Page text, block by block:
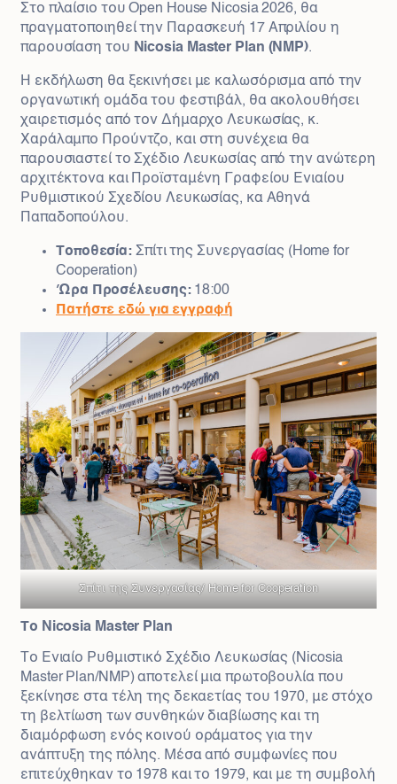
Στο πλαίσιο του Open House Nicosia 2026, θα
πραγματοποιηθεί την Παρασκευή 17 Απριλίου η
παρουσίαση του Nicosia Master Plan (NMP).
Η εκδήλωση θα ξεκινήσει με καλωσόρισμα από την
οργανωτική ομάδα του φεστιβάλ, θα ακολουθήσει
χαιρετισμός από τον Δήμαρχο Λευκωσίας, κ.
Χαράλαμπο Προύντζο, και στη συνέχεια θα
παρουσιαστεί το Σχέδιο Λευκωσίας από την ανώτερη
αρχιτέκτονα και Προϊσταμένη Γραφείου Ενιαίου
Ρυθμιστικού Σχεδίου Λευκωσίας, κα Αθηνά
Παπαδοπούλου.
Τοποθεσία: Σπίτι της Συνεργασίας (Home for
Cooperation)
Ώρα Προσέλευσης: 18:00
Πατήστε εδώ για εγγραφή
Σπίτι της Συνεργασίας/ Home for Cooperation
Το Nicosia Master Plan
Το Ενιαίο Ρυθμιστικό Σχέδιο Λευκωσίας (Nicosia
Master Plan/NMP) αποτελεί μια πρωτοβουλία που
ξεκίνησε στα τέλη της δεκαετίας του 1970, με στόχο
τη βελτίωση των συνθηκών διαβίωσης και τη
διαμόρφωση ενός κοινού οράματος για την
ανάπτυξη της πόλης. Μέσα από συμφωνίες που
επιτεύχθηκαν το 1978 και το 1979, και με τη συμβολή